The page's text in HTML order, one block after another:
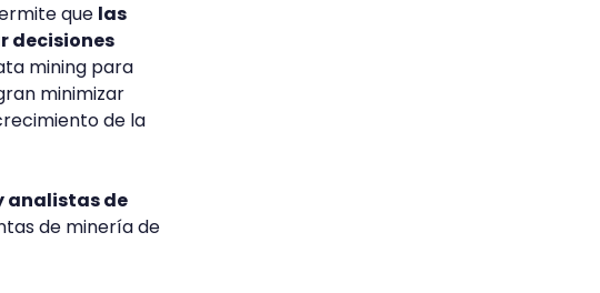
que las
decisiones
mining para
minimizar
de la
analistas de
de minería de